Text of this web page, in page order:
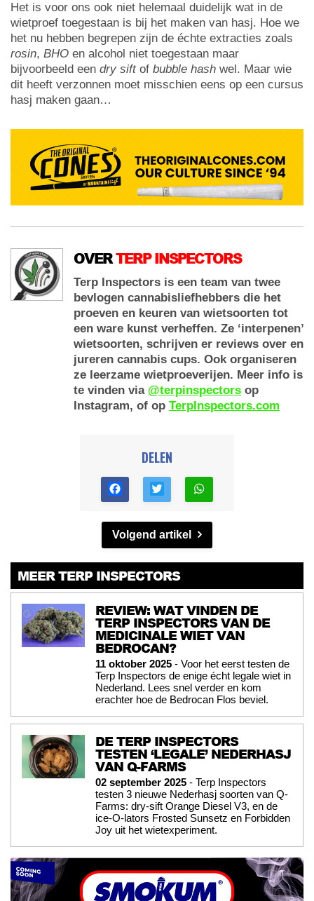
Het is voor ons ook niet helemaal duidelijk wat in de
wietproef toegestaan is bij het maken van hasj. Hoe we
het nu hebben begrepen zijn de échte extracties zoals
rosin, BHO en alcohol niet toegestaan maar
bijvoorbeeld een dry siftof bubble hash wel. Maar wie
dit heeft verzonnen moet misschien eens op een cursus
hasj maken gaan…
OVERTERP INSPECTORS
Terp Inspectors is een team van twee
bevlogen cannabisliefhebbers die het
proeven en keuren van wietsoorten tot
een ware kunst verheffen. Ze ‘interpenen’
wietsoorten, schrijven er reviews over en
jureren cannabis cups. Ook organiseren
ze leerzame wietproeverijen. Meer info is
te vinden via @terpinspectors op
Instagram, of op TerpInspectors.com
DELEN
Volgend artikel
MEER TERP INSPECTORS
REVIEW: WAT VINDEN DE
TERP INSPECTORS VAN DE
MEDICINALE WIET VAN
BEDROCAN?
11 oktober 2025 - Voor het eerst testen de
Terp Inspectors de enige écht legale wiet in
Nederland. Lees snel verder en kom
erachter hoe de Bedrocan Flos beviel.
DE TERP INSPECTORS
TESTEN ‘LEGALE’ NEDERHASJ
VAN Q-FARMS
02 september 2025 - Terp Inspectors
testen 3 nieuwe Nederhasj soorten van Q-
Farms: dry-sift Orange Diesel V3, en de
ice-O-lators Frosted Sunsetz en Forbidden
Joy uit het wietexperiment.